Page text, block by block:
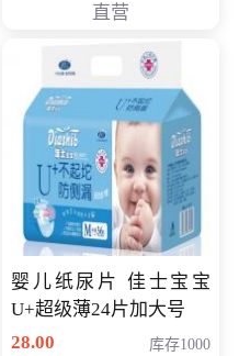
直营
婴儿纸尿片 佳士宝宝
U+超级薄24片加大号
28.00
库存1000